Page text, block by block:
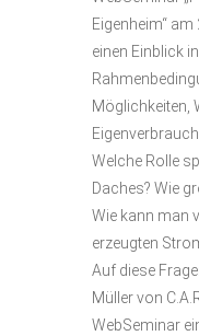
Eigenheim“
einen Einblick
Möglichkeiten,
Welche Rolle
Daches? Wie
Wie kann man
erzeugten
Auf diese
Müller von
WebSeminar